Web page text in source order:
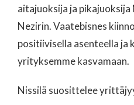
aitajuoksija ja
Nezirin. Vaatebisnes
positiivisella asenteella ja
yrityksemme kasvamaan.
Nissilä suosittelee